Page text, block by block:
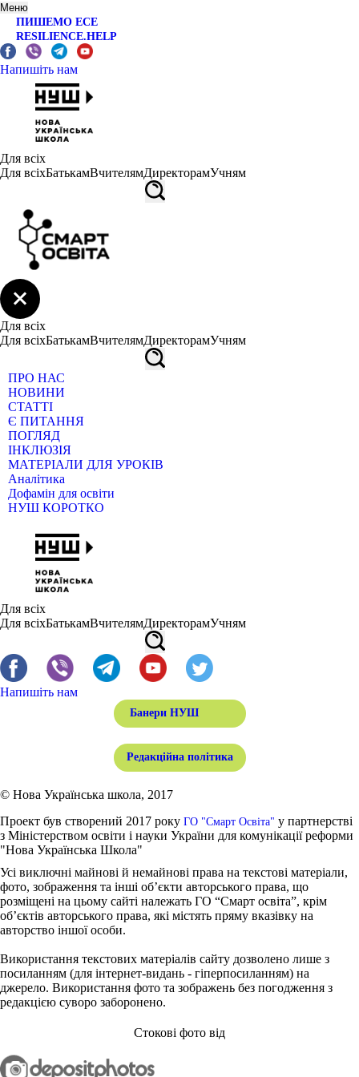
Меню
ПИШЕМО ЕСЕ
RESILIENCE.HELP
Напишіть нам
Для всіх
Для всіхБатькамВчителямДиректорамУчням
Для всіх
Для всіхБатькамВчителямДиректорамУчням
ПРО НАС
НОВИНИ
СТАТТІ
Є ПИТАННЯ
ПОГЛЯД
ІНКЛЮЗІЯ
МАТЕРІАЛИ ДЛЯ УРОКІВ
Аналітика
Дофамін для освіти
НУШ КОРОТКО
Для всіх
Для всіхБатькамВчителямДиректорамУчням
Напишіть нам
Банери НУШ
Редакційна політика
© Нова Українська школа, 2017
Проект був створений 2017 року ГО "Смарт Освіта" у партнерстві
з Міністерством освіти і науки України для комунікації реформи
"Нова Українська Школа"
Усі виключні майнові й немайнові права на текстові матеріали,
фото, зображення та інші об’єкти авторського права, що
розміщені на цьому сайті належать ГО “Смарт освіта”, крім
об’єктів авторського права, які містять пряму вказівку на
авторство іншої особи.
Використання текстових матеріалів сайту дозволено лише з
посиланням (для інтернет-видань - гіперпосиланням) на
джерело. Використання фото та зображень без погодження з
редакцією суворо заборонено.
Стокові фото від